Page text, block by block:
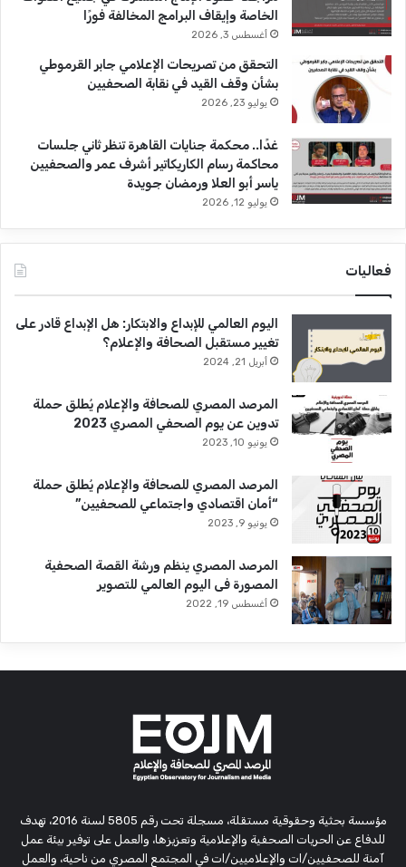
الخاصة وإيقاف البرامج المخالفة فورًا
أغسطس 3, 2026
التحقق من تصريحات الإعلامي جابر القرموطي
بشأن وقف القيد في نقابة الصحفيين
يوليو 23, 2026
غدًا.. محكمة جنايات القاهرة تنظر ثاني جلسات
محاكمة رسام الكاريكاتير أشرف عمر والصحفيين
ياسر أبو العلا ورمضان جويدة
يوليو 12, 2026
فعاليات
اليوم العالمي للإبداع والابتكار: هل الإبداع قادر على
تغيير مستقبل الصحافة والإعلام؟
أبريل 21, 2024
المرصد المصري للصحافة والإعلام يُطلق حملة
تدوين عن يوم الصحفي المصري 2023
يونيو 10, 2023
المرصد المصري للصحافة والإعلام يُطلق حملة
“أمان اقتصادي واجتماعي للصحفيين”
يونيو 9, 2023
المرصد المصري ينظم ورشة القصة الصحفية
المصورة فى اليوم العالمي للتصوير
أغسطس 19, 2022
مؤسسة بحثية وحقوقية مستقلة، مسجلة تحت رقم 5805 لسنة 2016، تهدف
للدفاع عن الحريات الصحفية والإعلامية وتعزيزها، والعمل على توفير بيئة عمل
آمنة للصحفيين/ات والإعلاميين/ات في المجتمع المصري من ناحية، والعمل